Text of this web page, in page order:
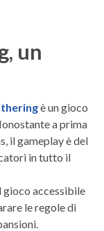
un
è un gioco
a prima
il gameplay è del
in tutto il
gioco accessibile
le regole di